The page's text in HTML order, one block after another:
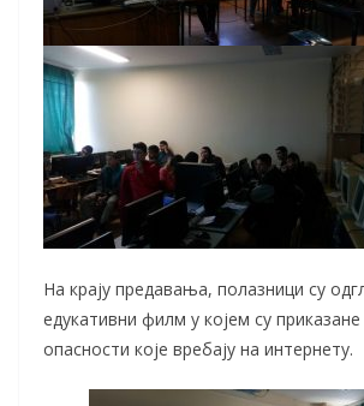
На крају предавања, полазници су
едукативни филм у којем су
опасности које вребају на интернету.